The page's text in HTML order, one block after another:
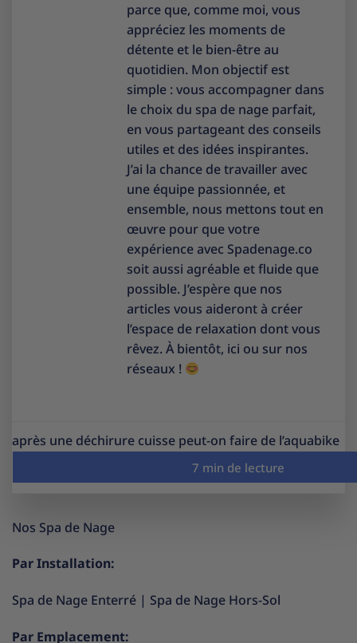
parce que, comme moi, vous
appréciez les moments de
détente et le bien-être au
quotidien. Mon objectif est
simple : vous accompagner dans
le choix du spa de nage parfait,
en vous partageant des conseils
utiles et des idées inspirantes.
J’ai la chance de travailler avec
une équipe passionnée, et
ensemble, nous mettons tout en
œuvre pour que votre
expérience avec Spadenage.co
soit aussi agréable et fluide que
possible. J’espère que nos
articles vous aideront à créer
l’espace de relaxation dont vous
rêvez. À bientôt, ici ou sur nos
réseaux !
après une déchirure cuisse peut-on faire de l’aquabike
Nos Spa de Nage
Par Installation:
Spa de Nage Enterré | Spa de Nage Hors-Sol
Par Emplacement: